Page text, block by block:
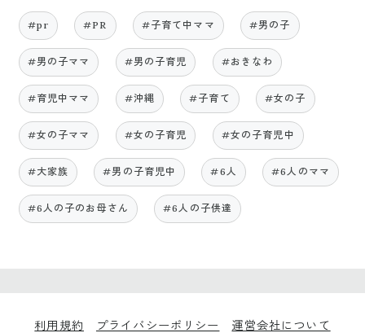
#pr #PR #子育て中ママ #男の子
#男の子ママ #男の子育児 #おきなわ
#育児中ママ #沖縄 #子育て #女の子
#女の子ママ #女の子育児 #女の子育児中
#大家族 #男の子育児中 #6人 #6人のママ
#6人の子のお母さん #6人の子供達
利用規約 プライバシーポリシー 運営会社について